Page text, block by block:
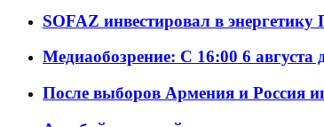
SOFAZ инвестировал в
Медиаобозрение: С 16:00 6 августа
После выборов Армения и Россия